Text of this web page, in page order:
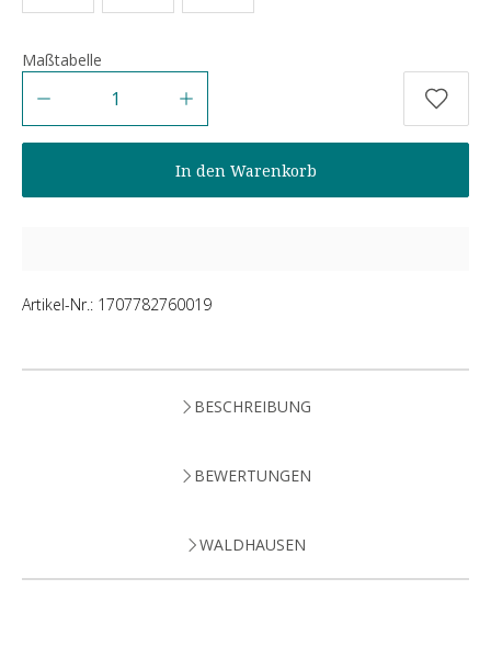
Maßtabelle
In den Warenkorb
Artikel-Nr.: 1707782760019
BESCHREIBUNG
BEWERTUNGEN
WALDHAUSEN